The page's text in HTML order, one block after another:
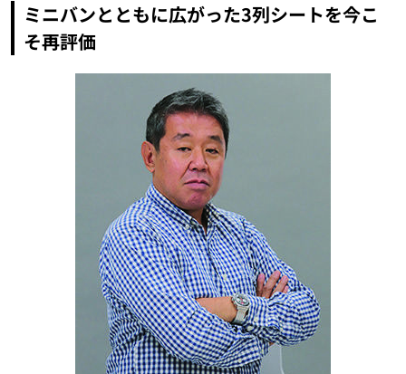
ミニバンとともに広がった3列シートを今こ
そ再評価